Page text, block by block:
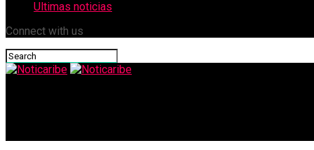
Ultimas noticias
Connect with us